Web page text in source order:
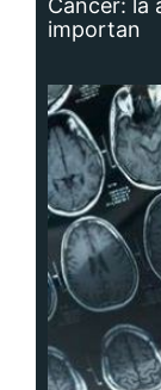
importan